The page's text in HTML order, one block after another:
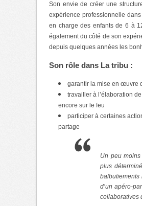
Son envie de créer une
expérience professionnelle
en charge des enfants de 6 à
également du côté de son
depuis quelques années les
Son rôle dans La tribu :
garantir la mise en œuvre
travailler à l’élaboration
encore sur le feu
participer à certaines
partage
Un peu
plus
balbutiements
d’un apéro-
collaboratives